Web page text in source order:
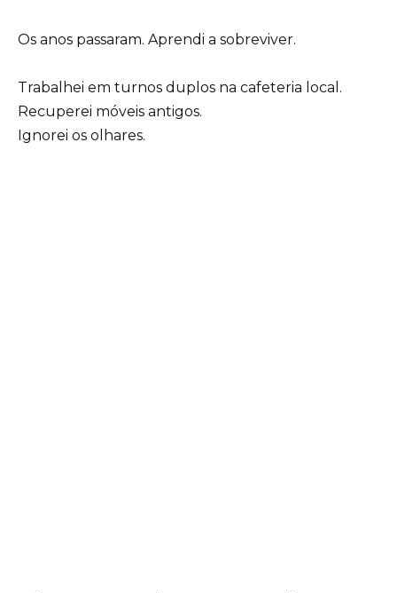
Os anos passaram. Aprendi a sobreviver.
Trabalhei em turnos duplos na cafeteria local.
Recuperei móveis antigos.
Ignorei os olhares.